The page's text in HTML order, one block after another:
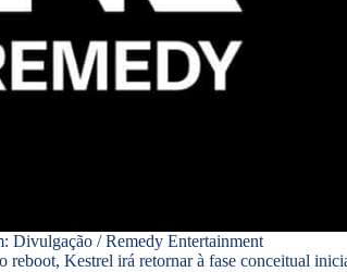
Divulgação / Remedy Entertainment
Kestrel irá retornar à fase conceitual